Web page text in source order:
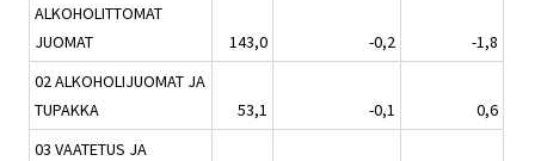
ALKOHOLITTOMAT
JUOMAT
143,0 -0,2
-1,8
02 ALKOHOLIJUOMAT JA
TUPAKKA
53,1 -0,1
0,6
03 VAATETUS JA